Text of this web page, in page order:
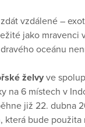
vzdálené –
jako mravenci
oceánu
želvyve
na 6 místech v
již 22. dubna
která bude použita